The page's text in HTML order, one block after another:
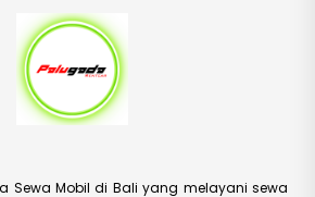
Sewa Mobil di Bali yang melayani sewa